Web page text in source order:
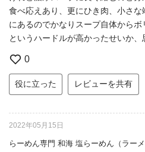
食べ応えあり、更にひき肉、小さ
にあるのでかなりスープ自体から
というハードルが高かったせいか、
0
役に立った レビューを共有
2022年05月15日
らーめん専門 和海 塩らーめん（ラーメ